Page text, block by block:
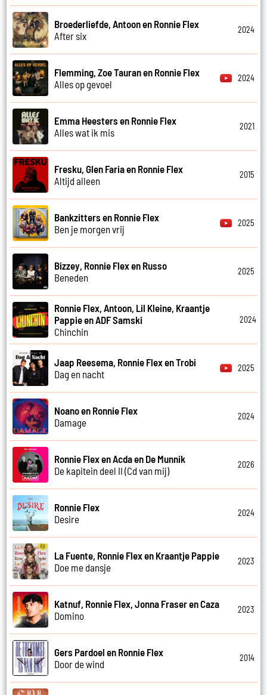
Broederliefde, Antoon en Ronnie Flex
After six
2024
Flemming, Zoe Tauran en Ronnie Flex
Alles op gevoel
2024
Emma Heesters en Ronnie Flex
Alles wat ik mis
2021
Fresku, Glen Faria en Ronnie Flex
Altijd alleen
2015
Bankzitters en Ronnie Flex
Ben je morgen vrij
2025
Bizzey, Ronnie Flex en Russo
Beneden
2025
Ronnie Flex, Antoon, Lil Kleine, Kraantje
Pappie en ADF Samski
Chinchin
2024
Jaap Reesema, Ronnie Flex en Trobi
Dag en nacht
2025
Noano en Ronnie Flex
Damage
2024
Ronnie Flex en Acda en De Munnik
De kapitein deel II (Cd van mij)
2026
Ronnie Flex
Desire
2024
La Fuente, Ronnie Flex en Kraantje Pappie
Doe me dansje
2023
Katnuf, Ronnie Flex, Jonna Fraser en Caza
Domino
2023
Gers Pardoel en Ronnie Flex
Door de wind
2014